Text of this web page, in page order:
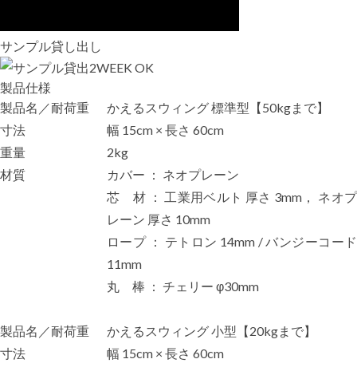
サンプル貸し出し
製品仕様
製品名／耐荷重
かえるスウィング 標準型【50kgまで】
寸法
幅 15cm × 長さ 60cm
重量
2kg
材質
カバー ： ネオプレーン
芯 材 ： 工業用ベルト 厚さ 3mm， ネオプ
レーン 厚さ 10mm
ロープ ： テトロン 14mm / バンジーコード
11mm
丸 棒 ： チェリー φ30mm
製品名／耐荷重
かえるスウィング 小型【20kgまで】
寸法
幅 15cm × 長さ 60cm